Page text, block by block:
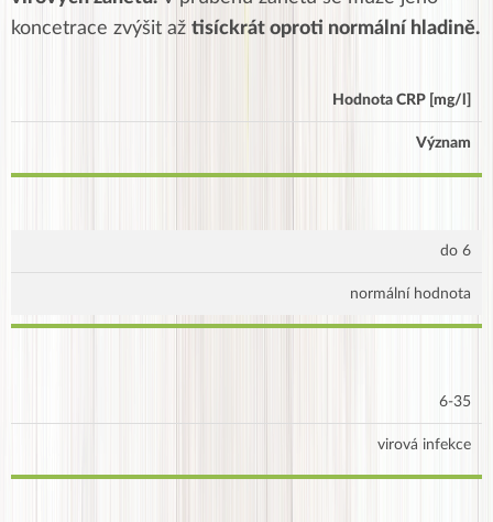
koncetrace zvýšit až tisíckrát oproti normální hladině.
Hodnota CRP [mg/l]
Význam
do 6
normální hodnota
6-35
virová infekce